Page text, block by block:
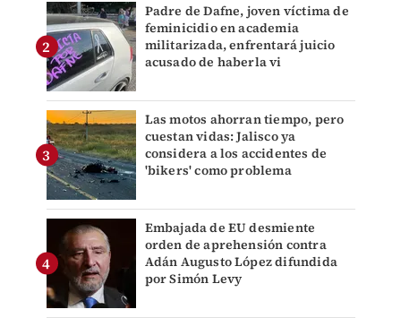
Padre de Dafne, joven víctima de
feminicidio en academia
militarizada, enfrentará juicio
acusado de haberla vi
Las motos ahorran tiempo, pero
cuestan vidas: Jalisco ya
considera a los accidentes de
'bikers' como problema
Embajada de EU desmiente
orden de aprehensión contra
Adán Augusto López difundida
por Simón Levy